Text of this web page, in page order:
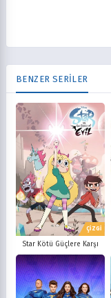
BENZER SERİLER
ÇİZGİ
Star Kötü Güçlere Karşı